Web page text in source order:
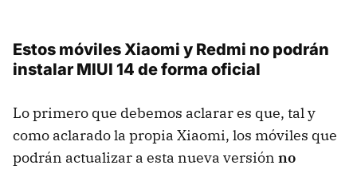
Estos móviles Xiaomi y Redmi no podrán
instalar MIUI 14 de forma oficial
Lo primero que debemos aclarar es que, tal y
como aclarado la propia Xiaomi, los móviles que
podrán actualizar a esta nueva versión no